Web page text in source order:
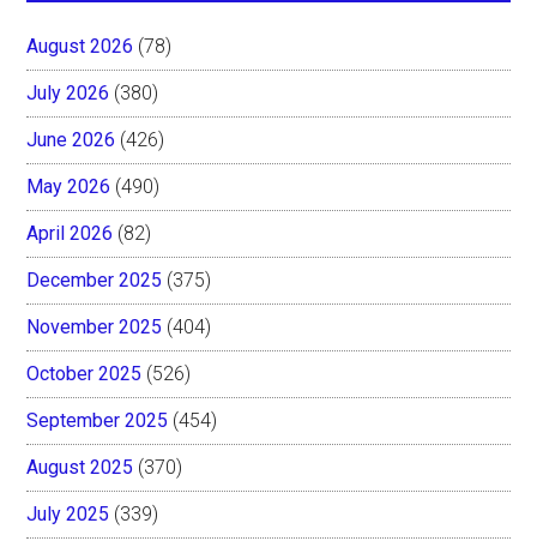
August 2026 (78)
July 2026 (380)
June 2026 (426)
May 2026 (490)
April 2026 (82)
December 2025 (375)
November 2025 (404)
October 2025 (526)
September 2025 (454)
August 2025 (370)
July 2025 (339)